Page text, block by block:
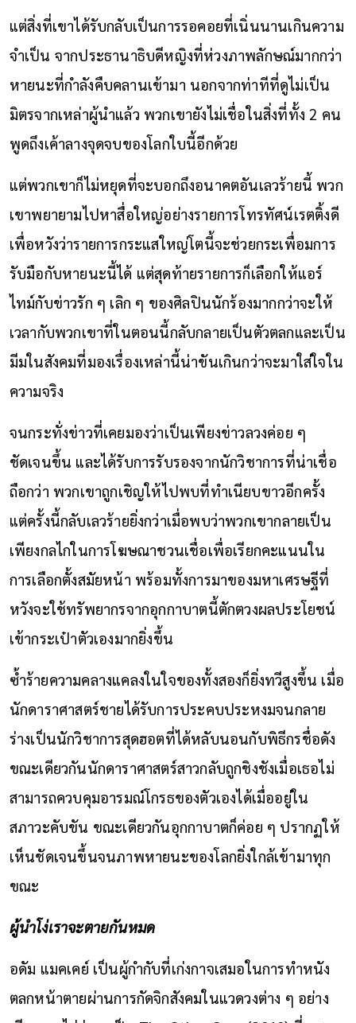
แต่สิ่งที่เขาได้รับกลับเป็นการรอคอยที่เนิ่นนานเกินความ
จำเป็น จากประธานาธิบดีหญิงที่ห่วงภาพลักษณ์มากกว่า
หายนะที่กำลังคืบคลานเข้ามา นอกจากท่าทีที่ดูไม่เป็น
มิตรจากเหล่าผู้นำแล้ว พวกเขายังไม่เชื่อในสิ่งที่ทั้ง 2 คน
พูดถึงเค้าลางจุดจบของโลกใบนี้อีกด้วย
แต่พวกเขาก็ไม่หยุดที่จะบอกถึงอนาคตอันเลวร้ายนี้ พวก
เขาพยายามไปหาสื่อใหญ่อย่างรายการโทรทัศน์เรตติ้งดี
เพื่อหวังว่ารายการกระแสใหญ่โตนี้จะช่วยกระเพื่อมการ
รับมือกับหายนะนี้ได้ แต่สุดท้ายรายการก็เลือกให้แอร์
ไทม์กับข่าวรัก ๆ เลิก ๆ ของศิลปินนักร้องมากกว่าจะให้
เวลากับพวกเขาที่ในตอนนี้กลับกลายเป็นตัวตลกและเป็น
มีมในสังคมที่มองเรื่องเหล่านี้น่าขันเกินกว่าจะมาใส่ใจใน
ความจริง
จนกระทั่งข่าวที่เคยมองว่าเป็นเพียงข่าวลวงค่อย ๆ
ชัดเจนขึ้น และได้รับการรับรองจากนักวิชาการที่น่าเชื่อ
ถือกว่า พวกเขาถูกเชิญให้ไปพบที่ทำเนียบขาวอีกครั้ง
แต่ครั้งนี้กลับเลวร้ายยิ่งกว่าเมื่อพบว่าพวกเขากลายเป็น
เพียงกลไกในการโฆษณาชวนเชื่อเพื่อเรียกคะแนนใน
การเลือกตั้งสมัยหน้า พร้อมทั้งการมาของมหาเศรษฐีที่
หวังจะใช้ทรัพยากรจากอุกกาบาตนี้ตักตวงผลประโยชน์
เข้ากระเป๋าตัวเองมากยิ่งขึ้น
ซ้ำร้ายความคลางแคลงในใจของทั้งสองก็ยิ่งทวีสูงขึ้น เมื่อ
นักดาราศาสตร์ชายได้รับการประคบประหงมจนกลาย
ร่างเป็นนักวิชาการสุดฮอตที่ได้หลับนอนกับพิธีกรชื่อดัง
ขณะเดียวกันนักดาราศาสตร์สาวกลับถูกชิงชังเมื่อเธอไม่
สามารถควบคุมอารมณ์โกรธของตัวเองได้เมื่ออยู่ใน
สภาวะคับขัน ขณะเดียวกันอุกกาบาตก็ค่อย ๆ ปรากฏให้
เห็นชัดเจนขึ้นจนภาพหายนะของโลกยิ่งใกล้เข้ามาทุก
ขณะ
ผู้นำโง่เราจะตายกันหมด
อดัม แมคเคย์ เป็นผู้กำกับที่เก่งกาจเสมอในการทำหนัง
ตลกหน้าตายผ่านการกัดจิกสังคมในแวดวงต่าง ๆ อย่าง